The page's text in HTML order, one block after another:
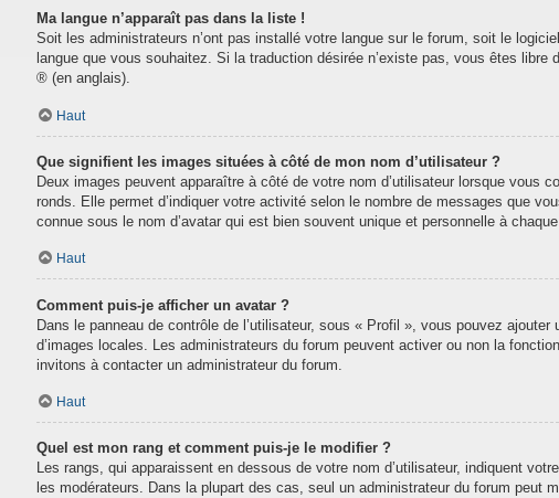
Ma langue n’apparaît pas dans la liste !
Soit les administrateurs n’ont pas installé votre langue sur le forum, soit le
langue que vous souhaitez. Si la traduction désirée n’existe pas, vous êtes
® (en anglais).
Haut
Que signifient les images situées à côté de mon nom d’utilisateur ?
Deux images peuvent apparaître à côté de votre nom d’utilisateur lorsque vous
ronds. Elle permet d’indiquer votre activité selon le nombre de messages que
connue sous le nom d’avatar qui est bien souvent unique et personnelle à
Haut
Comment puis-je afficher un avatar ?
Dans le panneau de contrôle de l’utilisateur, sous « Profil », vous pouvez
d’images locales. Les administrateurs du forum peuvent activer ou non la
invitons à contacter un administrateur du forum.
Haut
Quel est mon rang et comment puis-je le modifier ?
Les rangs, qui apparaissent en dessous de votre nom d’utilisateur, indiquent
les modérateurs. Dans la plupart des cas, seul un administrateur du forum peut